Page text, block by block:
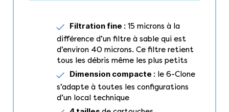
Filtration fine : 15 microns à la
différence d’un filtre à sable qui est
d’environ 40 microns. Ce filtre retient
tous les débris même les plus petits
Dimension compacte : le 6-Clone
s’adapte à toutes les configurations
d’un local technique